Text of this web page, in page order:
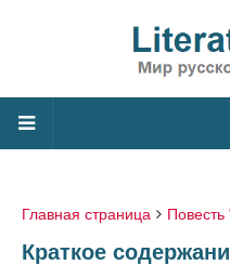
Главная страница Повесть
Краткое